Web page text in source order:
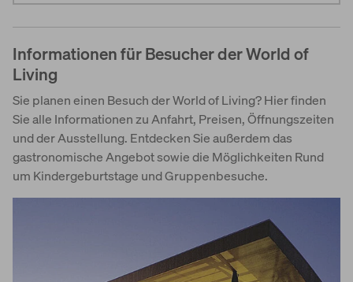
Informationen für Besucher der World of
Living
Sie planen einen Besuch der World of Living? Hier finden
Sie alle Informationen zu Anfahrt, Preisen, Öffnungszeiten
und der Ausstellung. Entdecken Sie außerdem das
gastronomische Angebot sowie die Möglichkeiten Rund
um Kindergeburtstage und Gruppenbesuche.